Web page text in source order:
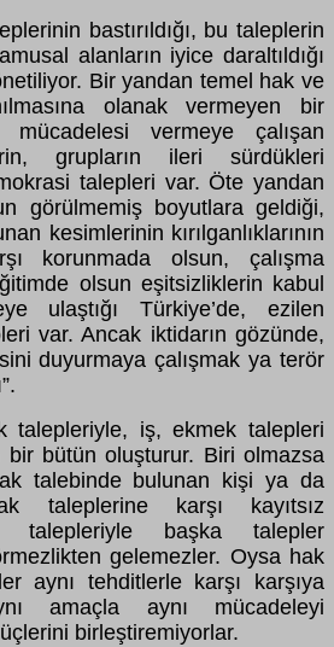
bastırıldığı, bu taleplerin
alanların iyice daraltıldığı
Bir yandan temel hak ve
olanak vermeyen bir
mücadelesi vermeye çalışan
grupların ileri sürdükleri
talepleri var. Öte yandan
görülmemiş boyutlara geldiği,
kesimlerinin kırılganlıklarının
korunmada olsun, çalışma
olsun eşitsizliklerin kabul
ulaştığı Türkiye’de, ezilen
var. Ancak iktidarın gözünde,
duyurmaya çalışmak ya terör
talepleriyle, iş, ekmek talepleri
bir bütün oluşturur. Biri olmazsa
talebinde bulunan kişi ya da
taleplerine karşı kayıtsız
talepleriyle başka talepler
gelemezler. Oysa hak
aynı tehditlerle karşı karşıya
amaçla aynı mücadeleyi
birleştiremiyorlar.